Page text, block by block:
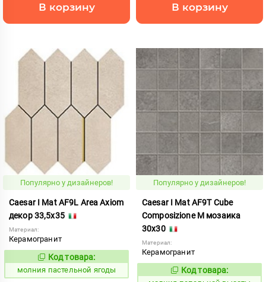
В корзину В корзину
Популярно у дизайнеров!
Caesar I Mat AF9L Area Axiom
декор 33,5x35
Материал:
Керамогранит
1008749
Код товара:
молния пастельной ягоды
Популярно у дизайнеров!
Caesar I Mat AF9T Cube
Composizione M мозаика
30x30
Материал:
Керамогранит
1008757
Код товара: